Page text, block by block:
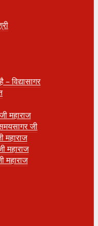
– विद्यासागर
महाराज
जी
महाराज
महाराज
महाराज